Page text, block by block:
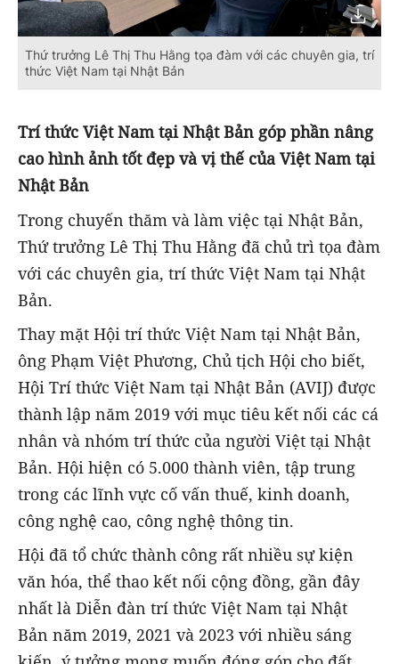
Thứ trưởng Lê Thị Thu Hằng tọa đàm với các chuyên gia, trí
thức Việt Nam tại Nhật Bản
Trí thức Việt Nam tại Nhật Bản góp phần nâng
cao hình ảnh tốt đẹp và vị thế của Việt Nam tại
Nhật Bản
Trong chuyến thăm và làm việc tại Nhật Bản,
Thứ trưởng Lê Thị Thu Hằng đã chủ trì tọa đàm
với các chuyên gia, trí thức Việt Nam tại Nhật
Bản.
Thay mặt Hội trí thức Việt Nam tại Nhật Bản,
ông Phạm Việt Phương, Chủ tịch Hội cho biết,
Hội Trí thức Việt Nam tại Nhật Bản (AVIJ) được
thành lập năm 2019 với mục tiêu kết nối các cá
nhân và nhóm trí thức của người Việt tại Nhật
Bản. Hội hiện có 5.000 thành viên, tập trung
trong các lĩnh vực cố vấn thuế, kinh doanh,
công nghệ cao, công nghệ thông tin.
Hội đã tổ chức thành công rất nhiều sự kiện
văn hóa, thể thao kết nối cộng đồng, gần đây
nhất là Diễn đàn trí thức Việt Nam tại Nhật
Bản năm 2019, 2021 và 2023 với nhiều sáng